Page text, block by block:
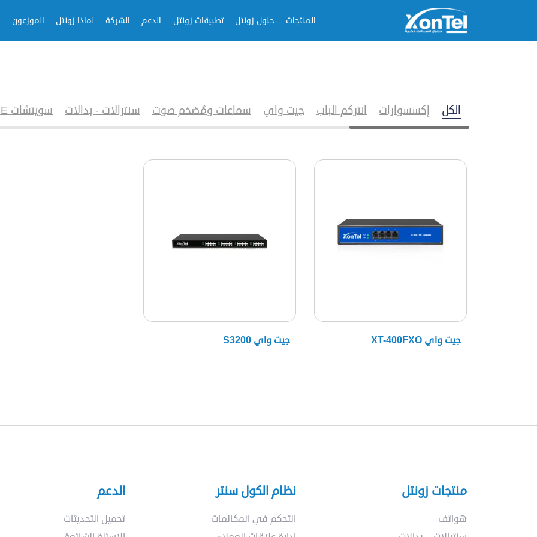
المنتجات حلول زونتل تطبيقات زونتل الدعم الشركة لماذا زونتل الموزعون
ماذا
؟
الكل إكسسوارات انتركم الباب جيت واي سماعات ومُضخم صوت سنترالات - بدالات سويتشات POE
جيت واي XT-400FXO جيت واي S3200
منتجات زونتل
هواتف
نظام الكول سنتر
التحكم في المكالمات
الدعم
تحميل التحديثات